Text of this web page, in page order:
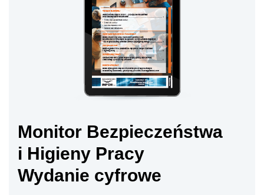
Monitor Bezpieczeństwa
i Higieny Pracy
Wydanie cyfrowe